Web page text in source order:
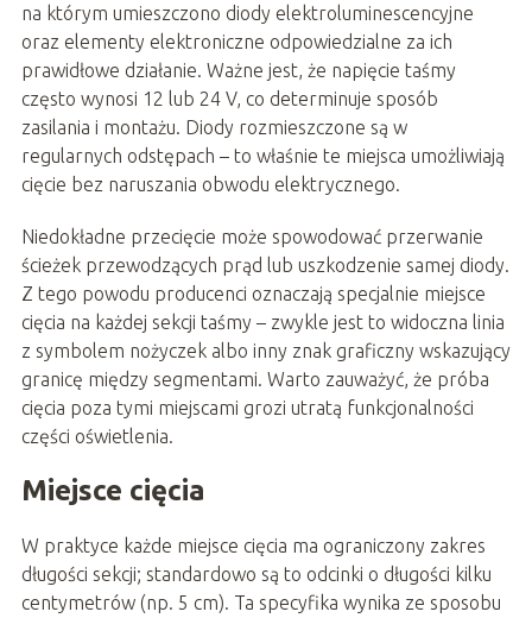
na którym umieszczono diody elektroluminescencyjne
oraz elementy elektroniczne odpowiedzialne za ich
prawidłowe działanie. Ważne jest, że napięcie taśmy
często wynosi 12 lub 24 V, co determinuje sposób
zasilania i montażu. Diody rozmieszczone są w
regularnych odstępach – to właśnie te miejsca umożliwiają
cięcie bez naruszania obwodu elektrycznego.
Niedokładne przecięcie może spowodować przerwanie
ścieżek przewodzących prąd lub uszkodzenie samej diody.
Z tego powodu producenci oznaczają specjalnie miejsce
cięcia na każdej sekcji taśmy – zwykle jest to widoczna linia
z symbolem nożyczek albo inny znak graficzny wskazujący
granicę między segmentami. Warto zauważyć, że próba
cięcia poza tymi miejscami grozi utratą funkcjonalności
części oświetlenia.
Miejsce cięcia
W praktyce każde miejsce cięcia ma ograniczony zakres
długości sekcji; standardowo są to odcinki o długości kilku
centymetrów (np. 5 cm). Ta specyfika wynika ze sposobu